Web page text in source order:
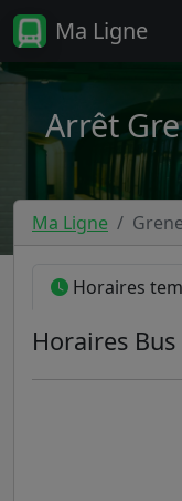
Ma Ligne
Arrêt
Ma Ligne
Horaires
Horaires Bus